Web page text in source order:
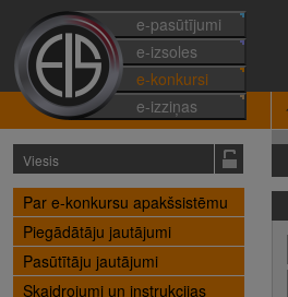
e-pasūtījumi
e-izsoles
e-konkursi
e-izziņas
Viesis
Par e-konkursu apakšsistēmu
Piegādātāju jautājumi
Pasūtītāju jautājumi
Skaidrojumi un instrukcijas